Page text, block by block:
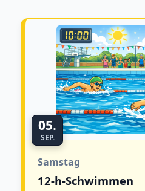
05.
SEP.
Samstag
12-h-Schwimmen